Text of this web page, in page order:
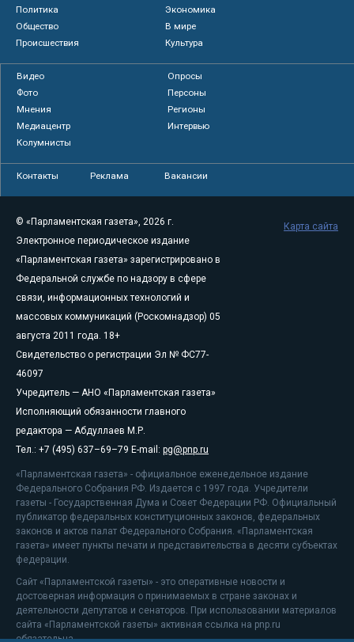
Политика
Экономика
Общество
В мире
Происшествия
Культура
Видео
Опросы
Фото
Персоны
Мнения
Регионы
Медиацентр
Интервью
Колумнисты
Контакты Реклама Вакансии
© «Парламентская газета», 2026 г.
Электронное периодическое издание
«Парламентская газета» зарегистрировано в
Федеральной службе по надзору в сфере
связи, информационных технологий и
массовых коммуникаций (Роскомнадзор) 05
августа 2011 года. 18+
Свидетельство о регистрации Эл № ФС77-
46097
Учредитель — АНО «Парламентская газета»
Исполняющий обязанности главного
редактора — Абдуллаев М.Р.
Тел.: +7 (495) 637–69–79 E-mail: pg@pnp.ru
«Парламентская газета» - официальное еженедельное издание
Федерального Собрания РФ. Издается с 1997 года. Учредители
газеты - Государственная Дума и Совет Федерации РФ. Официальный
публикатор федеральных конституционных законов, федеральных
законов и актов палат Федерального Собрания. «Парламентская
газета» имеет пункты печати и представительства в десяти субъектах
федерации.
Сайт «Парламентской газеты» - это оперативные новости и
достоверная информация о принимаемых в стране законах и
деятельности депутатов и сенаторов. При использовании материалов
сайта «Парламентской газеты» активная ссылка на pnp.ru
обязательна.
Карта сайта